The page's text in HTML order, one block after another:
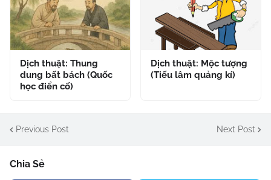
Dịch thuật: Thung
dung bất bách (Quốc
học điển cố)
Dịch thuật: Mộc tượng
(Tiếu lâm quảng kí)
Previous Post Next Post
Chia Sẻ